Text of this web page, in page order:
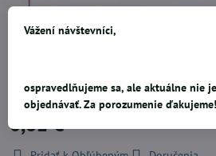
0,82 €
Vážení návštevníci,
ospravedlňujeme sa, ale aktuálne nie
objednávať. Za porozumenie ďakujeme!